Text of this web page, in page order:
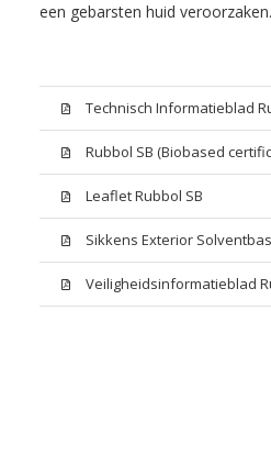
een gebarsten huid
Technisch Informatieblad
Rubbol SB (Biobased
Leaflet Rubbol SB
Sikkens Exterior
Veiligheidsinformatieblad